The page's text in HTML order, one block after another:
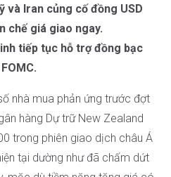
và Iran củng cố đồng USD
chế giá giao ngay.
tiếp tục hỗ trợ đồng bạc
nhà mua phản ứng trước đợt
hàng Dự trữ New Zealand
trong phiên giao dịch châu Á
tại dường như đã chấm dứt